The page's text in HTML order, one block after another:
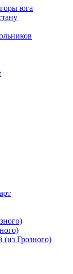
юга
Грозного)